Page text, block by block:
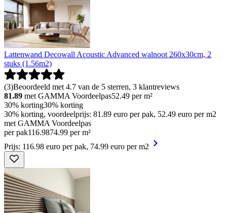
Lattenwand Decowall Acoustic Advanced walnoot 260x30cm, 2
stuks (1.56m2)
(3)Beoordeeld met 4.7 van de 5 sterren, 3 klantreviews
81.89 met GAMMA Voordeelpas52.49 per m²
30% korting30% korting
30% korting, voordeelprijs: 81.89 euro per pak, 52.49 euro per m2
met GAMMA Voordeelpas
per pak116.9874.99 per m²
Prijs: 116.98 euro per pak, 74.99 euro per m2